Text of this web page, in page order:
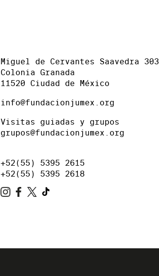
Miguel de Cervantes Saavedra 303
Colonia Granada
11520 Ciudad de México
info@fundacionjumex.org
Visitas guiadas y grupos
grupos@fundacionjumex.org
+52(55) 5395 2615
+52(55) 5395 2618